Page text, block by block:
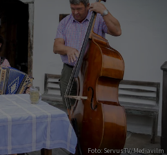
Foto: ServusTV/Mediavilm